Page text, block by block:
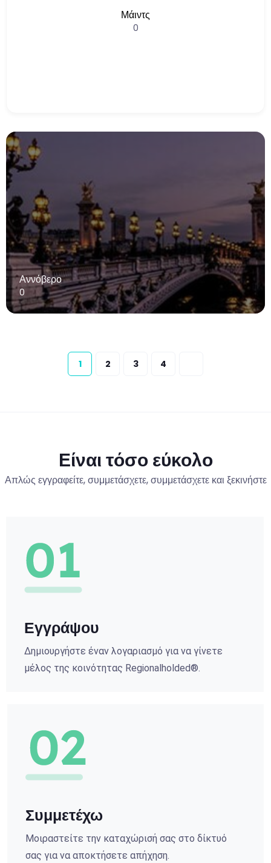
Μάιντς
0
Αννόβερο
0
1 2 3 4
Είναι τόσο εύκολο
Απλώς εγγραφείτε, συμμετάσχετε, συμμετάσχετε και ξεκινήστε
Εγγράψου
Δημιουργήστε έναν λογαριασμό για να γίνετε
μέλος της κοινότητας Regionalholded®.
Συμμετέχω
Μοιραστείτε την καταχώρισή σας στο δίκτυό
σας για να αποκτήσετε απήχηση.